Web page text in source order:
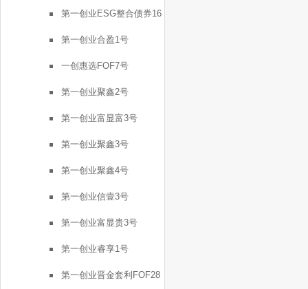
第一创业ESG整合债券16
号
第一创业合盈1号
一创惠选FOF7号
第一创业聚鑫2号
第一创业富显富3号
第一创业聚鑫3号
第一创业聚鑫4号
第一创业信壹3号
第一创业富显贵3号
第一创业睿享1号
第一创业晋金套利FOF28